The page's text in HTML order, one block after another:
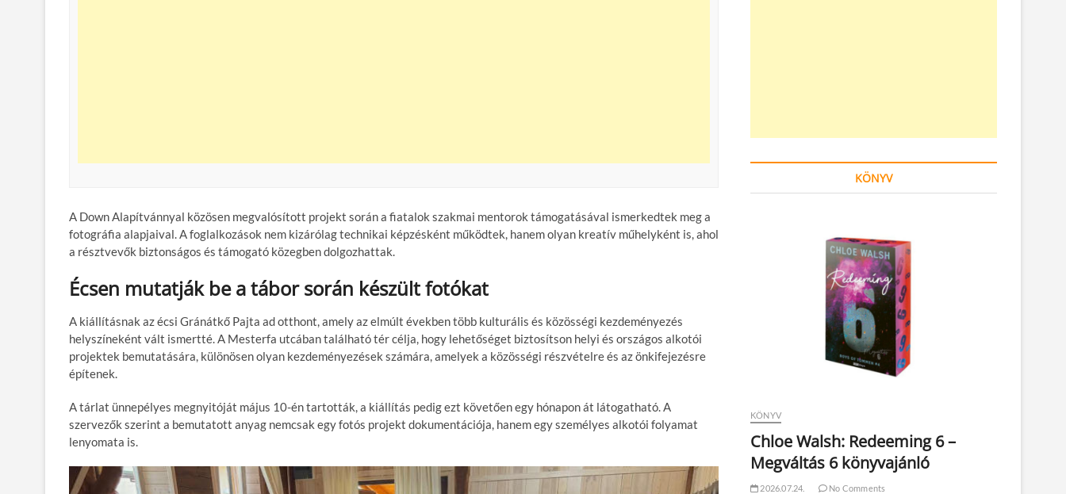
A Down Alapítvánnyal közösen megvalósított projekt során a fiatalok szakmai mentorok támogatásával ismerkedtek meg a
fotográfia alapjaival. A foglalkozások nem kizárólag technikai képzésként működtek, hanem olyan kreatív műhelyként is, ahol
a résztvevők biztonságos és támogató közegben dolgozhattak.
Écsen mutatják be a tábor során készült fotókat
A kiállításnak az écsi Gránátkő Pajta ad otthont, amely az elmúlt években több kulturális és közösségi kezdeményezés
helyszíneként vált ismertté. A Mesterfa utcában található tér célja, hogy lehetőséget biztosítson helyi és országos alkotói
projektek bemutatására, különösen olyan kezdeményezések számára, amelyek a közösségi részvételre és az önkifejezésre
építenek.
A tárlat ünnepélyes megnyitóját május 10-én tartották, a kiállítás pedig ezt követően egy hónapon át látogatható. A
szervezők szerint a bemutatott anyag nemcsak egy fotós projekt dokumentációja, hanem egy személyes alkotói folyamat
lenyomata is.
KÖNYV
KÖNYV
Chloe Walsh: Redeeming 6 –
Megváltás 6 könyvajánló
2026.07.24. No Comments